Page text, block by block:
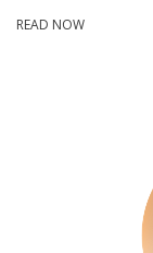
READ NOW